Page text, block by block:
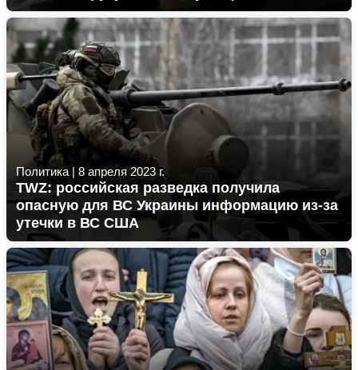
Политика | 8 апреля 2023 г.
TWZ: российская разведка получила
опасную для ВС Украины информацию из-за
утечки в ВС США